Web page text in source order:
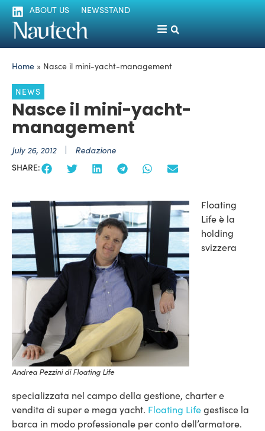
ABOUT US NEWSSTAND
Home » Nasce il mini-yacht-management
NEWS
Nasce il mini-yacht-
management
July 26, 2012 Redazione
SHARE:
Andrea Pezzini di Floating Life
Floating
Life è la
holding
svizzera
specializzata nel campo della gestione, charter e
vendita di super e mega yacht. Floating Lifegestisce la
barca in modo professionale per conto dell’armatore.